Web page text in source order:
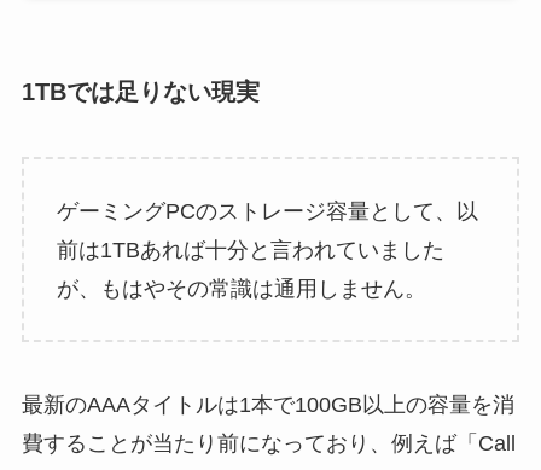
1TBでは足りない現実
ゲーミングPCのストレージ容量として、以
前は1TBあれば十分と言われていました
が、もはやその常識は通用しません。
最新のAAAタイトルは1本で100GB以上の容量を消
費することが当たり前になっており、例えば「Call